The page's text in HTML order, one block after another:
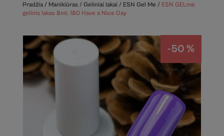
Pradžia/ Manikiūras/ Geliniai lakai / ESN Gel Me / ESN GELme
gelinis lakas 8ml. 180 Have a Nice Day
-50 %